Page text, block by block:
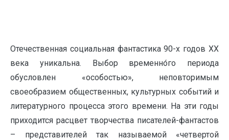
Отечественная социальная фантастика 90-х годов ХХ
века уникальна. Выбор временно́го периода
обусловлен «особостью», неповторимым
своеобразием общественных, культурных событий и
литературного процесса этого времени. На эти годы
приходится расцвет творчества писателей-фантастов
– представителей так называемой «четвертой